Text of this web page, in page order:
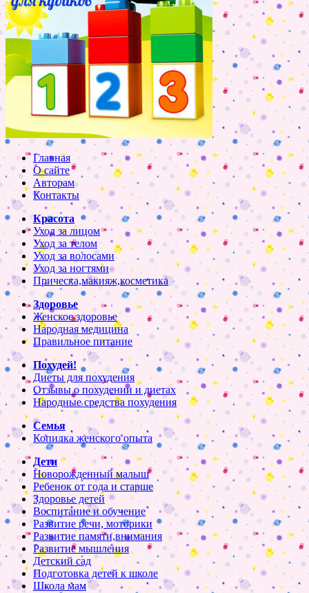
Главная
О сайте
Авторам
Контакты
Красота
Уход за лицом
Уход за телом
Уход за волосами
Уход за ногтями
Прическа,макияж,косметика
Здоровье
Женское здоровье
Народная медицина
Правильное питание
Похудей!
Диеты для похудения
Отзывы о похудении и диетах
Народные средства похудения
Семья
Копилка женского опыта
Дети
Новорожденный малыш
Ребенок от года и старше
Здоровье детей
Воспитание и обучение
Развитие речи, моторики
Развитие памяти,внимания
Развитие мышления
Детский сад
Подготовка детей к школе
Школа мам